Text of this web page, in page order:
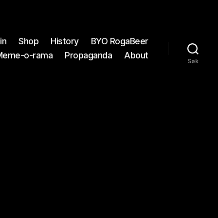
Shop History
BYO RogaBeer
o-rama
Propaganda About
Søk